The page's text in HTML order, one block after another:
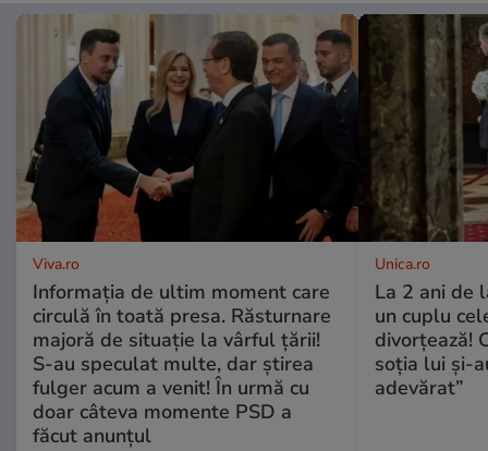
Viva.ro
Informația de ultim moment care
circulă în toată presa. Răsturnare
majoră de situație la vârful țării!
S-au speculat multe, dar știrea
fulger acum a venit! În urmă cu
doar câteva momente PSD a
făcut anunțul
Unica.ro
La 2 ani de
un cuplu
divorțează!
soția lui și-
adevărat”